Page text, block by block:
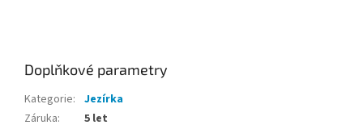
Doplňkové parametry
Kategorie: Jezírka
Záruka:
5 let